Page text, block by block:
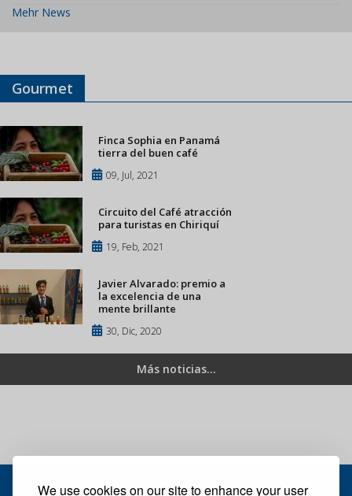
We use cookies on our site to enhance your user
Mehr News
Gourmet
Finca Sophia en Panamá
tierra del buen café
09, Jul, 2021
Circuito del Café atracción
para turistas en Chiriquí
19, Feb, 2021
Javier Alvarado: premio a
la excelencia de una
mente brillante
30, Dic, 2020
Más noticias...